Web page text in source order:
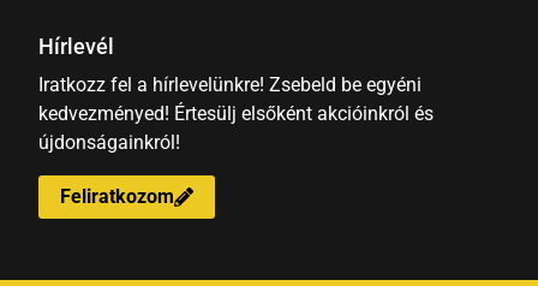
Hírlevél
Iratkozz fel a hírlevelünkre! Zsebeld be egyéni
kedvezményed! Értesülj elsőként akcióinkról és
újdonságainkról!
Feliratkozom